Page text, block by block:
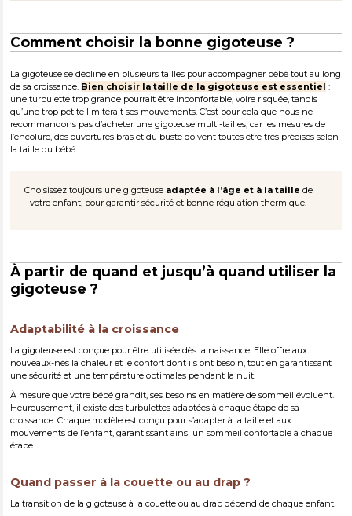
Comment choisir la bonne gigoteuse ?
La gigoteuse se décline en plusieurs tailles pour accompagner bébé tout au long
de sa croissance. Bien choisir la taille de la gigoteuse est essentiel :
une turbulette trop grande pourrait être inconfortable, voire risquée, tandis
qu’une trop petite limiterait ses mouvements. C’est pour cela que nous ne
recommandons pas d’acheter une gigoteuse multi-tailles, car les mesures de
l’encolure, des ouvertures bras et du buste doivent toutes être très précises selon
la taille du bébé.
Choisissez toujours une gigoteuse adaptée à l’âge et à la taille de
votre enfant, pour garantir sécurité et bonne régulation thermique.
À partir de quand et jusqu’à quand utiliser la
gigoteuse ?
Adaptabilité à la croissance
La gigoteuse est conçue pour être utilisée dès la naissance. Elle offre aux
nouveaux-nés la chaleur et le confort dont ils ont besoin, tout en garantissant
une sécurité et une température optimales pendant la nuit.
À mesure que votre bébé grandit, ses besoins en matière de sommeil évoluent.
Heureusement, il existe des turbulettes adaptées à chaque étape de sa
croissance. Chaque modèle est conçu pour s’adapter à la taille et aux
mouvements de l’enfant, garantissant ainsi un sommeil confortable à chaque
étape.
Quand passer à la couette ou au drap ?
La transition de la gigoteuse à la couette ou au drap dépend de chaque enfant.